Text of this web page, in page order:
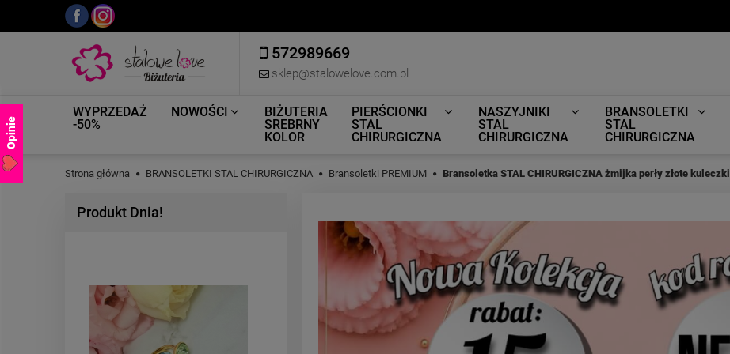
572989669
sklep@stalowelove.com.pl
WYPRZEDAŻ
-50%
NOWOŚCI
BIŻUTERIA
SREBRNY
KOLOR
PIERŚCIONKI
STAL
CHIRURGICZNA
NASZYJNIKI
STAL
CHIRURGICZNA
BRANSOLETKI
STAL
CHIRURGICZNA
Strona główna BRANSOLETKI STAL CHIRURGICZNA Bransoletki PREMIUM Bransoletka STAL CHIRURGICZNA żmijka perły złote kuleczki
Produkt Dnia!
Opinie